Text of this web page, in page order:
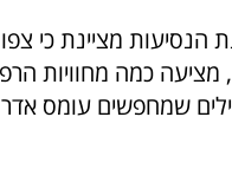
הנסיעות מציינת כי
כמה מחוויות
שמחפשים עומס